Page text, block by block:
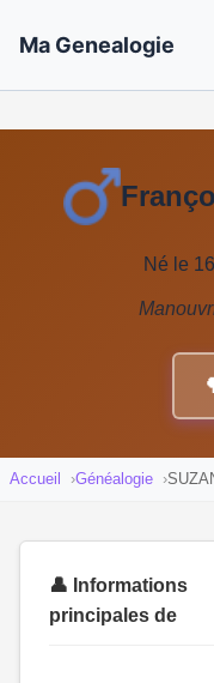
Ma Genealogie
Né le
Accueil Généalogie
👤 Informations
principales de